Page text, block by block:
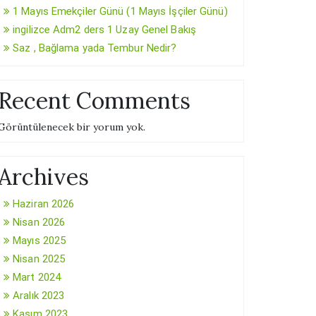
1 Mayıs Emekçiler Günü (1 Mayıs İşçiler Günü)
ingilizce Adm2 ders 1 Uzay Genel Bakış
Saz , Bağlama yada Tembur Nedir?
Comments
bir yorum yok.
Haziran 2026
Nisan 2026
Mayıs 2025
Nisan 2025
Mart 2024
Aralık 2023